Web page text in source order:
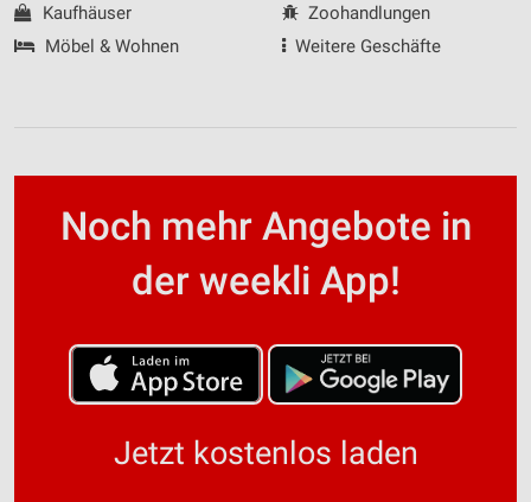
Kaufhäuser
Möbel & Wohnen
Zoohandlungen
Weitere Geschäfte
Noch mehr Angebote in
der weekli App!
Jetzt kostenlos laden